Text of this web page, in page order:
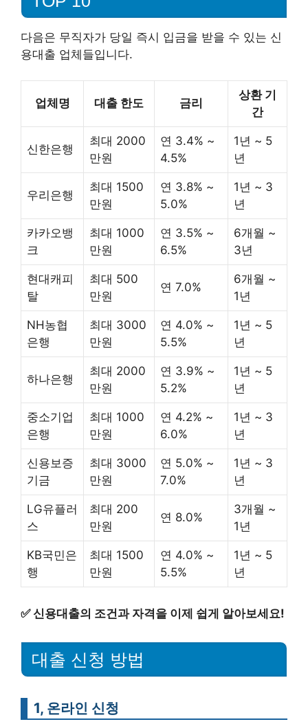
다음은 무직자가 당일 즉시 입금을 받을 수 있는 신
용대출 업체들입니다.
업체명 대출 한도 금리
상환 기
간
신한은행
최대 2000
만원
연 3.4% ~
4.5%
1년 ~ 5
년
우리은행
최대 1500
만원
연 3.8% ~
5.0%
1년 ~ 3
년
카카오뱅
크
최대 1000
만원
연 3.5% ~
6.5%
6개월 ~
3년
현대캐피
탈
최대 500
만원
연 7.0%
6개월 ~
1년
NH농협
은행
최대 3000
만원
연 4.0% ~
5.5%
1년 ~ 5
년
하나은행
최대 2000
만원
연 3.9% ~
5.2%
1년 ~ 5
년
중소기업
은행
최대 1000
만원
연 4.2% ~
6.0%
1년 ~ 3
년
신용보증
기금
최대 3000
만원
연 5.0% ~
7.0%
1년 ~ 3
년
LG유플러
스
최대 200
만원
연 8.0%
3개월 ~
1년
KB국민은
행
최대 1500
만원
연 4.0% ~
5.5%
1년 ~ 5
년
✅신용대출의 조건과 자격을 이제 쉽게 알아보세요!
대출 신청 방법
1, 온라인 신청